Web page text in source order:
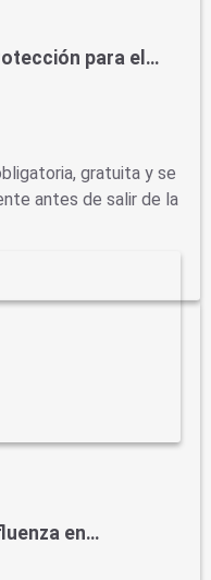
para el…
gratuita y se
antes de salir de la
en…